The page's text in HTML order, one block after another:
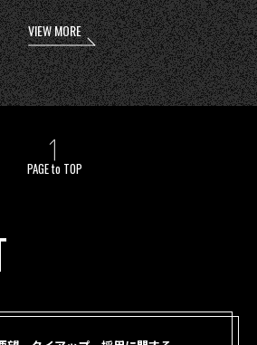
VIEW MORE
PAGE to TOP